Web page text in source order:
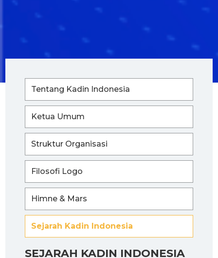
SEJARAH KADIN INDONESIA
Tentang Kadin Indonesia
Ketua Umum
Struktur Organisasi
Filosofi Logo
Himne & Mars
Sejarah Kadin Indonesia